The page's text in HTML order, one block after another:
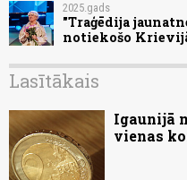
2025.gads
"Traģēdija
notiekošo
Lasītākais
Igaunijā
vienas